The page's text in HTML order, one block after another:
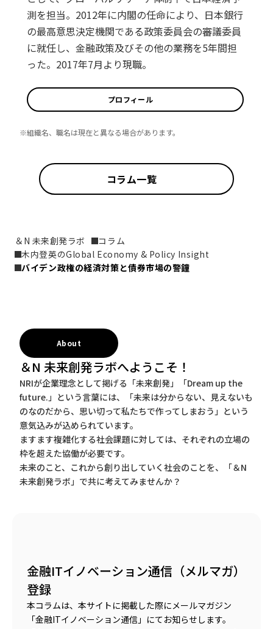
測を担当。2012年に内閣の任命により、日本銀行
の最高意思決定機関である政策委員会の審議委員
に就任し、金融政策及びその他の業務を5年間担
った。2017年7月より現職。
プロフィール
※組織名、職名は現在と異なる場合があります。
コラム一覧
＆N 未来創発ラボ
コラム
木内登英のGlobal Economy & Policy Insight
バイデン政権の経済対策と債券市場の警鐘
About
＆N 未来創発ラボへようこそ！
NRIが企業理念として掲げる「未来創発」「Dream up the
future.」という言葉には、「未来は分からない、見えないも
のなのだから、思い切って私たちで作ってしまおう」という
意気込みが込められています。
ますます複雑化する社会課題に対しては、それぞれの立場の
枠を超えた協働が必要です。
未来のこと、これから創り出していく社会のことを、「＆N
未来創発ラボ」で共に考えてみませんか？
金融ITイノベーション通信（メルマガ）
登録
本コラムは、本サイトに掲載した際にメールマガジン
「金融ITイノベーション通信」にてお知らせします。